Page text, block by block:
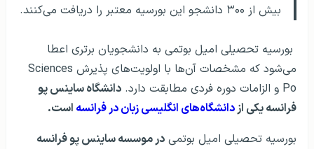
بیش از ۳۰۰ دانشجو این بورسیه معتبر را دریافت می‌کنند.
بورسیه تحصیلی امیل بوتمی به دانشجویان برتری اعطا
می‌شود که مشخصات آن‌ها با اولویت‌های پذیرش Sciences
Po و الزامات دوره فردی مطابقت دارد.
دانشگاه ساینس پو
فرانسه یکی از دانشگاه‌های انگلیسی زبان در فرانسه است.
بورسیه تحصیلی امیل بوتمی در موسسه ساینس پو فرانسه